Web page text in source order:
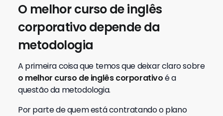
O melhor curso de inglês
corporativo depende da
metodologia
A primeira coisa que temos que deixar claro sobre
o melhor curso de inglês corporativoé a
questão da metodologia.
Por parte de quem está contratando o plano